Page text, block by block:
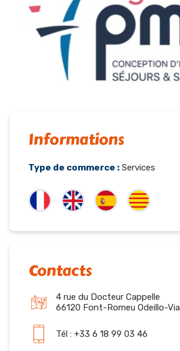
Informations
Type de commerce : Services
Contacts
4 rue du Docteur Cappelle
66120 Font-Romeu Odeillo-Via
Tél : +33 6 18 99 03 46